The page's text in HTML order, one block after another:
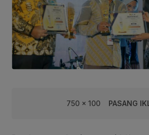
750 x 100 PASANG